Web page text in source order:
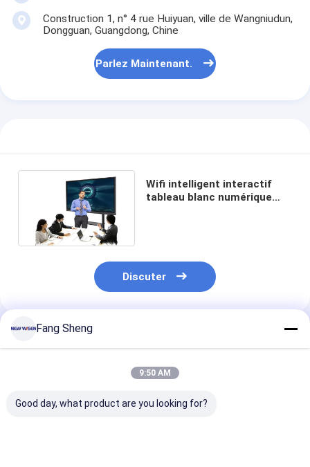
Construction 1, n° 4 rue Huiyuan, ville de Wangniudun,
Dongguan, Guangdong, Chine
Parlez Maintenant.
Wifi intelligent interactif
tableau blanc numérique
Discuter
Produits Recommandés
Fang Sheng
9:50 AM
Good day, what product are you looking for?